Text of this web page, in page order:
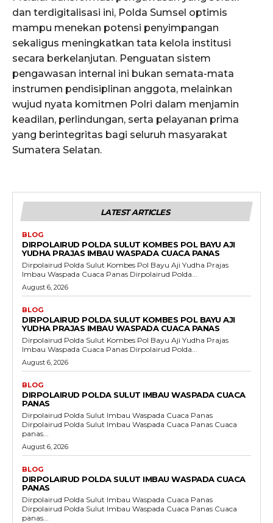
dan terdigitalisasi ini, Polda Sumsel optimis
mampu menekan potensi penyimpangan
sekaligus meningkatkan tata kelola institusi
secara berkelanjutan. Penguatan sistem
pengawasan internal ini bukan semata-mata
instrumen pendisiplinan anggota, melainkan
wujud nyata komitmen Polri dalam menjamin
keadilan, perlindungan, serta pelayanan prima
yang berintegritas bagi seluruh masyarakat
Sumatera Selatan.
LATEST ARTICLES
BLOG
DIRPOLAIRUD POLDA SULUT KOMBES POL BAYU AJI
YUDHA PRAJAS IMBAU WASPADA CUACA PANAS
Dirpolairud Polda Sulut Kombes Pol Bayu Aji Yudha Prajas
Imbau Waspada Cuaca Panas Dirpolairud Polda...
August 6, 2026
BLOG
DIRPOLAIRUD POLDA SULUT KOMBES POL BAYU AJI
YUDHA PRAJAS IMBAU WASPADA CUACA PANAS
Dirpolairud Polda Sulut Kombes Pol Bayu Aji Yudha Prajas
Imbau Waspada Cuaca Panas Dirpolairud Polda...
August 6, 2026
BLOG
DIRPOLAIRUD POLDA SULUT IMBAU WASPADA CUACA
PANAS
Dirpolairud Polda Sulut Imbau Waspada Cuaca Panas
Dirpolairud Polda Sulut Imbau Waspada Cuaca Panas Cuaca
panas...
August 6, 2026
BLOG
DIRPOLAIRUD POLDA SULUT IMBAU WASPADA CUACA
PANAS
Dirpolairud Polda Sulut Imbau Waspada Cuaca Panas
Dirpolairud Polda Sulut Imbau Waspada Cuaca Panas Cuaca
panas...